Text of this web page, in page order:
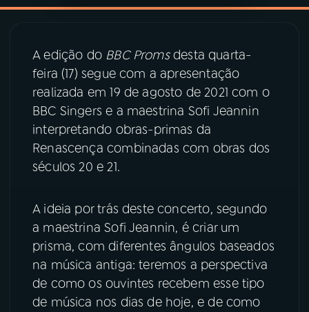
06VIDEOCASTS
07ÚLTIMAS
08PRÊMIO RÁDIO MEC
ACOMPANHE A RÁDIO MEC
Instagram X
TikTok
A edição do BBC Promsdesta quarta-
feira (17) segue com a apresentação
realizada em 19 de agosto de 2021 com o
BBC Singers e a maestrina Sofi Jeannin
interpretando obras-primas da
Renascença combinadas com obras dos
séculos 20 e 21.
A ideia por trás deste concerto, segundo
a maestrina Sofi Jeannin, é criar um
prisma, com diferentes ângulos baseados
na música antiga: teremos a perspectiva
de como os ouvintes recebem esse tipo
de música nos dias de hoje, e de como